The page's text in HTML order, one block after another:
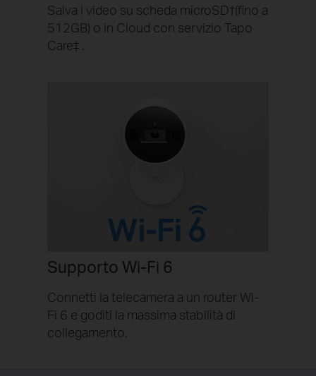
Salva i video su scheda microSD†(fino a
512GB) o in Cloud con servizio Tapo
Care‡ .
Supporto Wi-Fi 6
Connetti la telecamera a un router Wi-
Fi 6 e goditi la massima stabilità di
collegamento.